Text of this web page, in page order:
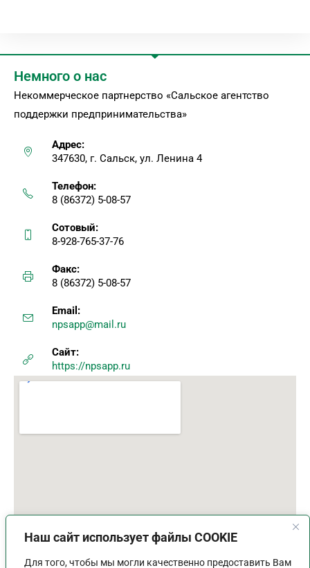
Наш сайт использует файлы COOKIE
Для того, чтобы мы могли качественно предоставить Вам
Немного о нас
Некоммерческое партнерство «Сальское агентство
поддержки предпринимательства»
Адрес:
347630, г. Сальск, ул. Ленина 4
Телефон:
8 (86372) 5-08-57
Сотовый:
8-928-765-37-76
Факс:
8 (86372) 5-08-57
Email:
npsapp@mail.ru
Сайт:
https://npsapp.ru